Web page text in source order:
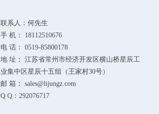
联系人：何先生
手 机： 18112510676
电 话： 0519-85800178
地 址： 江苏省常州市经济开发区横山桥星辰工
业集中区星辰十五组（王家村30号）
邮 箱： sales@lijungz.com
Q Q：292076717